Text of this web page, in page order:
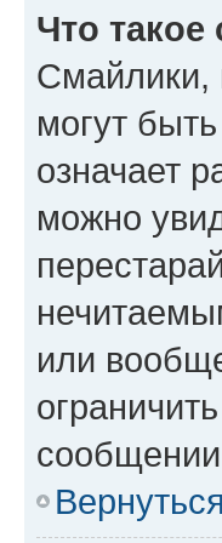
Что такое
Смайлики,
могут
означает
можно
или